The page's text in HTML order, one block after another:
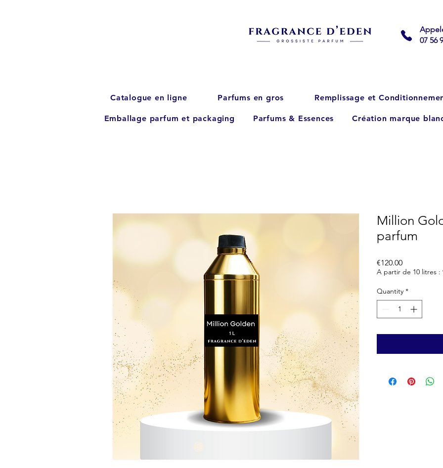
07 56
Catalogue en ligne Parfums en gros Remplissage et
Emballage parfum et packaging Parfums & Essences Création marque
Million
parfum
€120.00Price
A partir de 10 litres :
Quantity *